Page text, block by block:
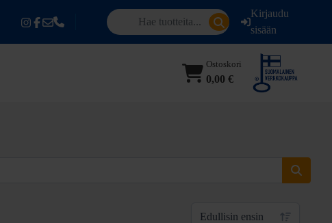
Kirjaudu
sisään
Ostoskori
0,00 €
Edullisin ensin